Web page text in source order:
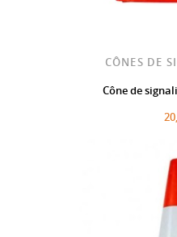
CÔNES DE
Cône de